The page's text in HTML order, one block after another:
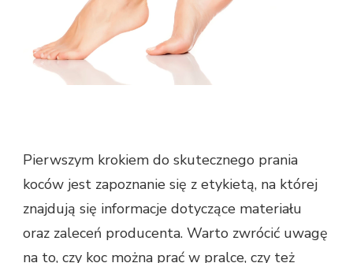
Pierwszym krokiem do skutecznego prania
koców jest zapoznanie się z etykietą, na której
znajdują się informacje dotyczące materiału
oraz zaleceń producenta. Warto zwrócić uwagę
na to, czy koc można prać w pralce, czy też